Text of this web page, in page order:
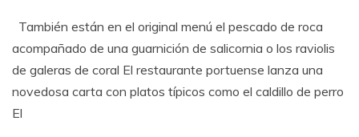
También están en el original menú el pescado de roca
acompañado de una guarnición de salicornia o los raviolis
de galeras de coral El restaurante portuense lanza una
novedosa carta con platos típicos como el caldillo de perro
El